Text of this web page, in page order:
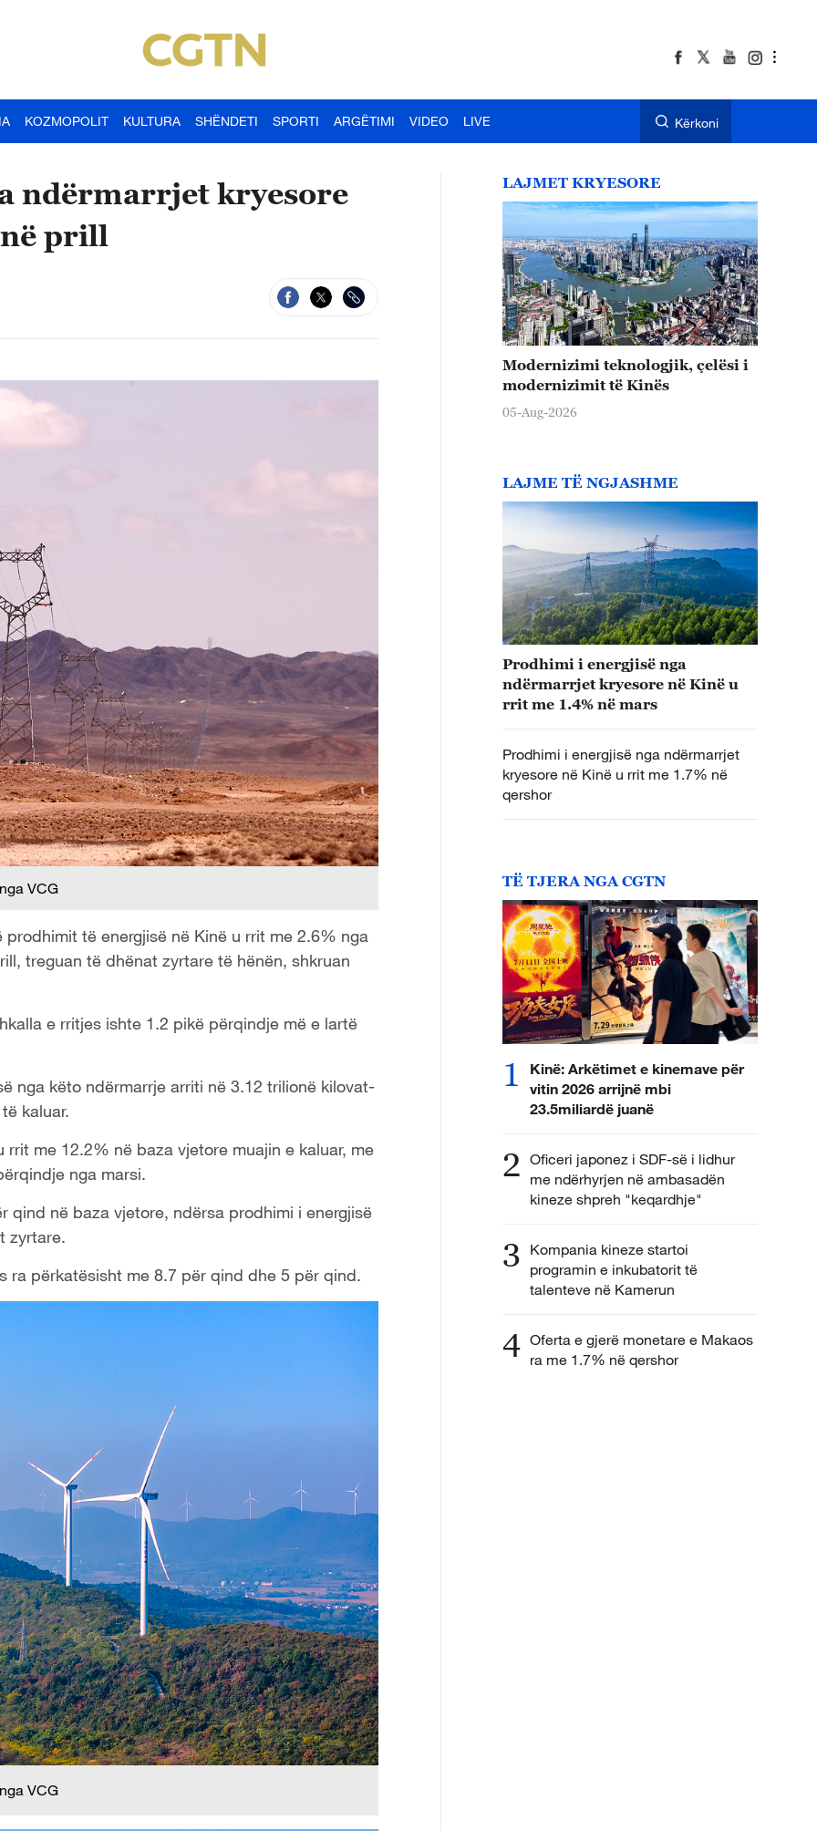
KOZMOPOLIT KULTURA SHËNDETI SPORTI ARGËTIMI VIDEO LIVE Kërkoni
ndërmarrjet kryesore
prill
VCG
të energjisë në Kinë u rrit me 2.6% nga
treguan të dhënat zyrtare të hënën, shkruan
e rritjes ishte 1.2 pikë përqindje më e lartë
nga këto ndërmarrje arriti në 3.12 trilionë kilovat-
kaluar.
me 12.2% në baza vjetore muajin e kaluar, me
nga marsi.
qind në baza vjetore, ndërsa prodhimi i energjisë
zyrtare.
ra përkatësisht me 8.7 për qind dhe 5 për qind.
VCG
LAJMET KRYESORE
Modernizimi teknologjik, çelësi i
modernizimit të Kinës
05-Aug-2026
LAJME TË NGJASHME
Prodhimi i energjisë nga
ndërmarrjet kryesore në Kinë u
rrit me 1.4% në mars
Prodhimi i energjisë nga ndërmarrjet
kryesore në Kinë u rrit me 1.7% në
qershor
TË TJERA NGA CGTN
1
Kinë: Arkëtimet e kinemave për
vitin 2026 arrijnë mbi
23.5miliardë juanë
2 Oficeri japonez i SDF-së i lidhur
me ndërhyrjen në ambasadën
kineze shpreh "keqardhje"
3 Kompania kineze startoi
programin e inkubatorit të
talenteve në Kamerun
4 Oferta e gjerë monetare e Makaos
ra me 1.7% në qershor